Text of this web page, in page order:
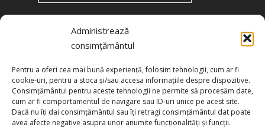
Administrează
consimțământul
Pentru a oferi cea mai bună experiență, folosim tehnologii, cum ar fi
cookie-uri, pentru a stoca și/sau accesa informațiile despre dispozitive.
Consimțământul pentru aceste tehnologii ne permite să procesăm date,
cum ar fi comportamentul de navigare sau ID-uri unice pe acest site.
Dacă nu îți dai consimțământul sau îți retragi consimțământul dat poate
avea afecte negative asupra unor anumite funcționalități și funcții.
prin HG 1242/29.11.2000 publicată în MO nr.
634/06.12.2000
Politica de confidențialitate
Politica de cookies